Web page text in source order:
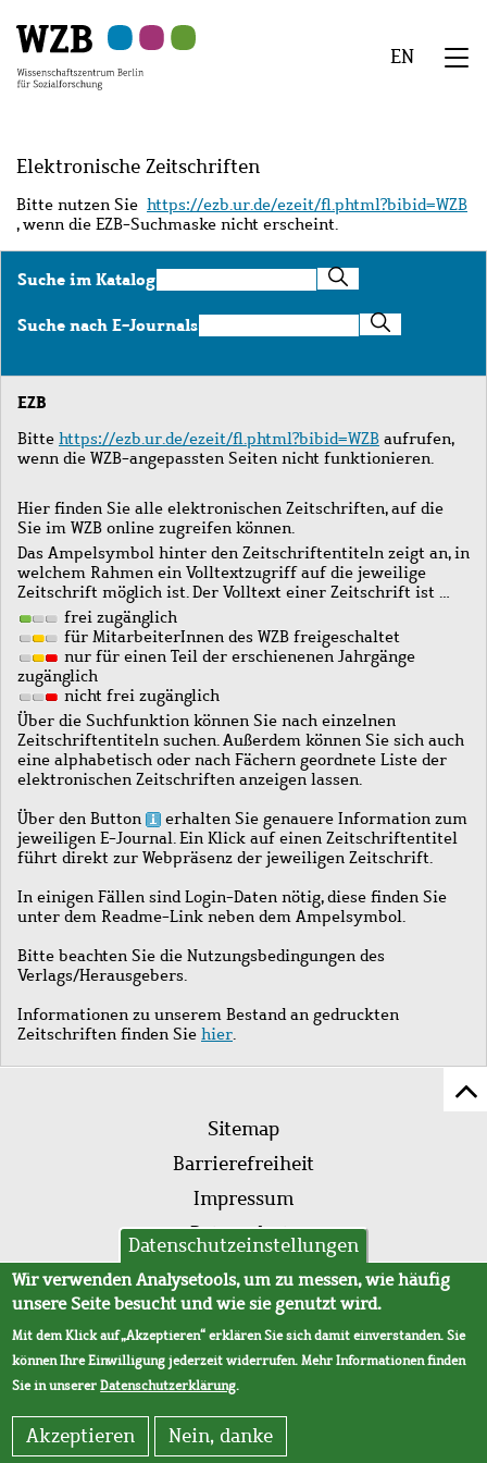
Hauptinhalt
springen
Navigation
springen
Suche
springen
Sekundärnavigation
springen
Fußzeile
springen
EN
Elektronische Zeitschriften
Bitte nutzen Sie https://ezb.ur.de/ezeit/fl.phtml?bibid=WZB
, wenn die EZB-Suchmaske nicht erscheint.
Suche im KatalogSuche
im
Katalog
Suche nach E-JournalsSuche
nach
Journals
EZB
Bitte https://ezb.ur.de/ezeit/fl.phtml?bibid=WZB aufrufen,
wenn die WZB-angepassten Seiten nicht funktionieren.
Hier finden Sie alle elektronischen Zeitschriften, auf die
Sie im WZB online zugreifen können.
Das Ampelsymbol hinter den Zeitschriftentiteln zeigt an, in
welchem Rahmen ein Volltextzugriff auf die jeweilige
Zeitschrift möglich ist. Der Volltext einer Zeitschrift ist …
frei zugänglich
für MitarbeiterInnen des WZB freigeschaltet
nur für einen Teil der erschienenen Jahrgänge
zugänglich
nicht frei zugänglich
Über die Suchfunktion können Sie nach einzelnen
Zeitschriftentiteln suchen. Außerdem können Sie sich auch
eine alphabetisch oder nach Fächern geordnete Liste der
elektronischen Zeitschriften anzeigen lassen.
Über den Button
erhalten Sie genauere Information zum
jeweiligen E-Journal. Ein Klick auf einen Zeitschriftentitel
führt direkt zur Webpräsenz der jeweiligen Zeitschrift.
In einigen Fällen sind Login-Daten nötig, diese finden Sie
unter dem Readme-Link neben dem Ampelsymbol.
Bitte beachten Sie die Nutzungsbedingungen des
Verlags/Herausgebers.
Informationen zu unserem Bestand an gedruckten
Zeitschriften finden Sie hier.
Fußleistenmenü
Sitemap
Barrierefreiheit
Impressum
Datenschutz
AVB
Datenschutzeinstellungen
Wir verwenden Analysetools, um zu messen, wie häufig
unsere Seite besucht und wie sie genutzt wird.
Mit dem Klick auf „Akzeptieren“ erklären Sie sich damit einverstanden. Sie
können Ihre Einwilligung jederzeit widerrufen. Mehr Informationen finden
Sie in unsererDatenschutzerklärung.
Akzeptieren Nein, danke